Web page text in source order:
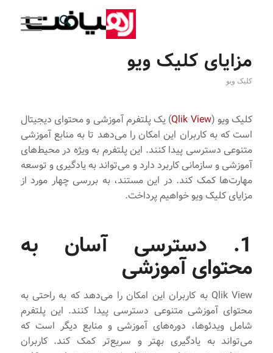
مزایای کلیک ویو
کلیک ویو
کلیک ویو (Qlik View) یک پلتفرم آموزشی و محتوای دیجیتال
است که به کاربران این امکان را می‌دهد تا به منابع آموزشی
متنوعی دسترسی پیدا کنند. این پلتفرم به ویژه در محیط‌های
آموزشی و سازمانی کاربرد دارد و می‌تواند به یادگیری و توسعه
مهارت‌ها کمک کند. در این مستند، به بررسی چهار مورد از
مزایای کلیک ویو خواهیم پرداخت.
1. دسترسی آسان به
محتوای آموزشی
Qlik View به کاربران این امکان را می‌دهد که به راحتی به
محتوای آموزشی متنوعی دسترسی پیدا کنند. این پلتفرم
شامل ویدئوها، دوره‌های آموزشی و منابع دیگر است که
می‌تواند به یادگیری بهتر و سریع‌تر کمک کند. کاربران